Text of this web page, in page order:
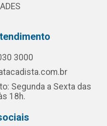
3000
Segunda a Sexta das
18h.